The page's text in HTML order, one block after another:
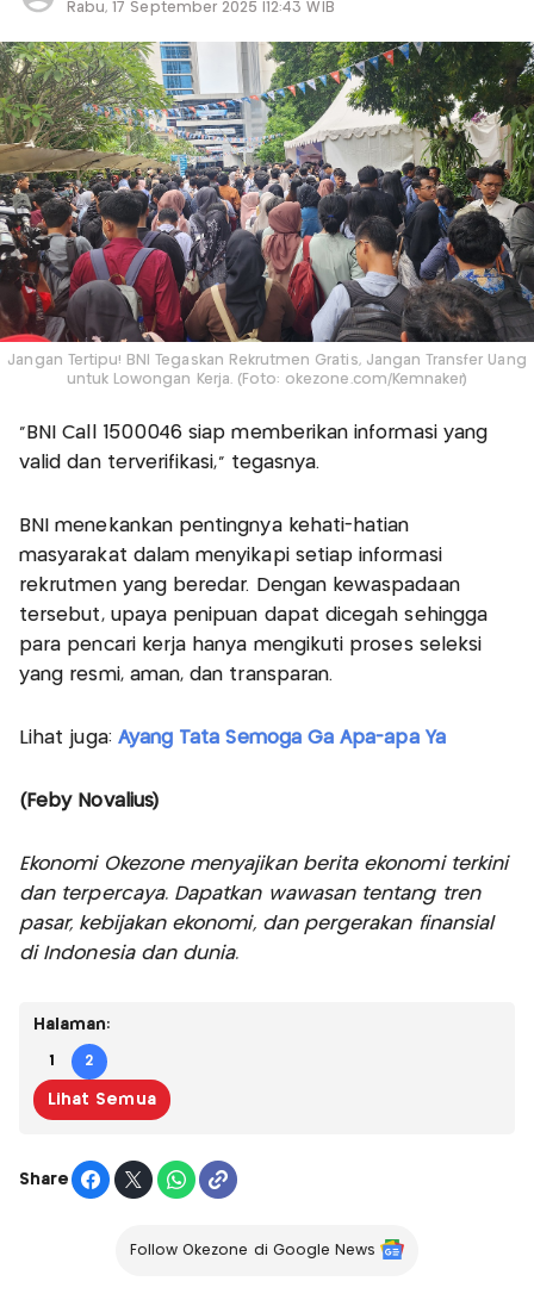
Rabu, 17 September 2025 |12:43 WIB
Jangan Tertipu! BNI Tegaskan Rekrutmen Gratis, Jangan Transfer Uang
untuk Lowongan Kerja. (Foto: okezone.com/Kemnaker)
“BNI Call 1500046 siap memberikan informasi yang
valid dan terverifikasi,” tegasnya.
BNI menekankan pentingnya kehati-hatian
masyarakat dalam menyikapi setiap informasi
rekrutmen yang beredar. Dengan kewaspadaan
tersebut, upaya penipuan dapat dicegah sehingga
para pencari kerja hanya mengikuti proses seleksi
yang resmi, aman, dan transparan.
Lihat juga: Ayang Tata Semoga Ga Apa-apa Ya
(Feby Novalius)
Ekonomi Okezone menyajikan berita ekonomi terkini
dan terpercaya. Dapatkan wawasan tentang tren
pasar, kebijakan ekonomi, dan pergerakan finansial
di Indonesia dan dunia.
Halaman:
1 2
Lihat Semua
Share
Follow Okezone di Google News